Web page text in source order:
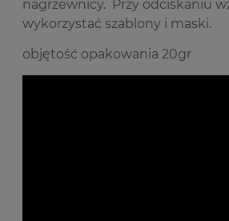
nagrzewnicy. Przy odciskaniu
wykorzystać szablony i maski.
objętość opakowania 20gr